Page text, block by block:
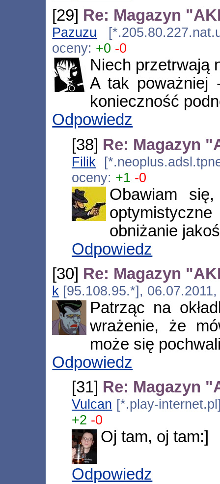
[29] Re: Magazyn
Pazuzu
oceny: +0 -0
Niech przetrwają
A tak poważniej
konieczność
Odpowiedz
[38] Re: Magazyn
Filik
oceny: +1 -0
Obawiam
obniżanie
Odpowiedz
[30] Re: Magazyn
k [95.108.95.*],
Patrząc na
wrażenie, że
może się
Odpowiedz
[31] Re: Magazyn
Vulcan [*.play-
+2 -0
Oj tam, oj tam:]
Odpowiedz